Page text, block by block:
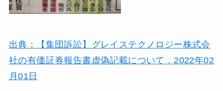
出典：【集団訴訟】グレイステクノロジー株式会
社の有価証券報告書虚偽記載について．2022年02
月01日